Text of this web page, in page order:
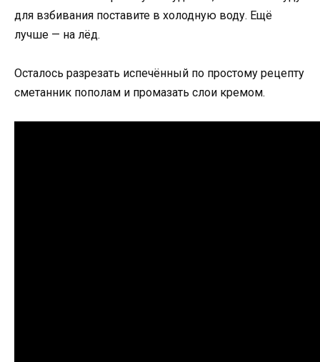
для взбивания поставите в холодную воду. Ещё
лучше — на лёд.
Осталось разрезать испечённый по простому рецепту
сметанник пополам и промазать слои кремом.